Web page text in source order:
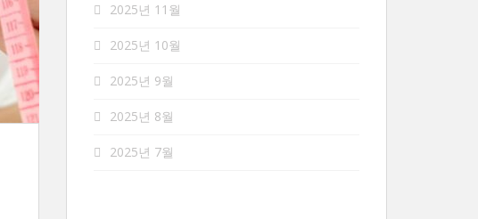
2025년 11월
2025년 10월
2025년 9월
2025년 8월
2025년 7월